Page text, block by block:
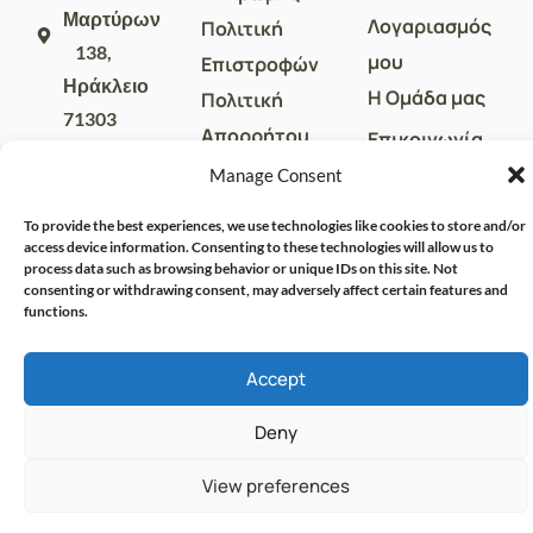
Manage Consent
To provide the best experiences, we use technologies like cookies to store and/or
access device information. Consenting to these technologies will allow us to
process data such as browsing behavior or unique IDs on this site. Not
consenting or withdrawing consent, may adversely affect certain features and
functions.
Accept
Deny
View preferences
Μαρτύρων
138,
Ηράκλειο
71303
313857
Πολιτική
Επιστροφών
Πολιτική
Απορρήτου
Όροι Χρήσης
Λογαριασμός
μου
Η Ομάδα μας
Επικοινωνία
CONSULTING